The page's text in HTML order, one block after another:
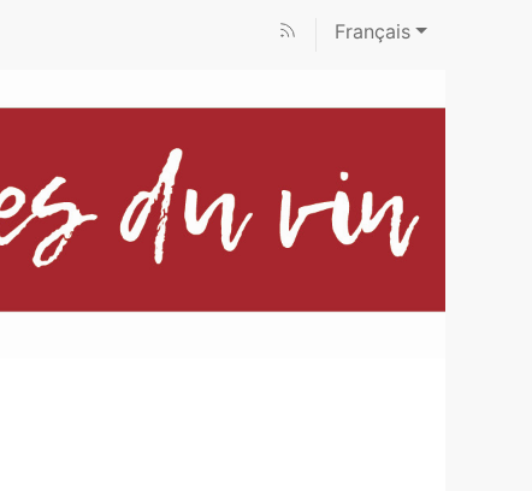
Français